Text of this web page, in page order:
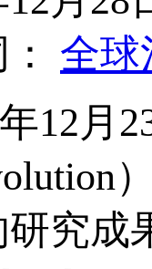
全球
12月
究成